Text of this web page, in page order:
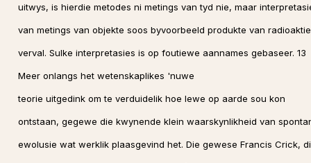
uitwys, is hierdie metodes ni metings van tyd nie, maar
van metings van objekte soos byvoorbeeld produkte van
verval. Sulke interpretasies is op foutiewe aannames gebaseer. 13
Meer onlangs het wetenskaplikes 'nuwe
teorie uitgedink om te verduidelik hoe lewe op aarde sou kon
ontstaan, gegewe die kwynende klein waarskynlikheid van
ewolusie wat werklik plaasgevind het. Die gewese Francis Crick,